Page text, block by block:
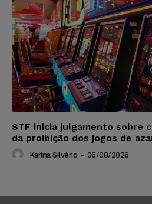
STF inicia julgamento sobre
da proibição dos jogos de
Karina Silvério - 06/08/2026